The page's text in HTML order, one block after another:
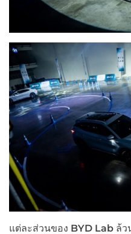
แต่ละส่วนของ BYD Lab ล้ว